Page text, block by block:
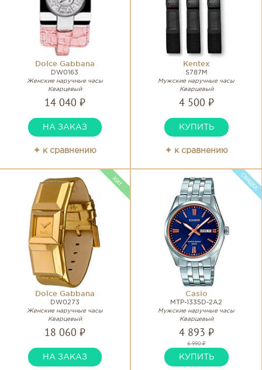
Dolce Gabbana
DW0163
Женские наручные часы
Кварцевый
14 040 ₽
НА ЗАКАЗ
✦ к сравнению
Kentex
S787M
Мужские наручные часы
Кварцевый
4 500 ₽
КУПИТЬ
✦ к сравнению
Dolce Gabbana
DW0273
Женские наручные часы
Кварцевый
18 060 ₽
НА ЗАКАЗ
Casio
MTP-1335D-2A2
Мужские наручные часы
Кварцевый
4 893 ₽
6 990 ₽
КУПИТЬ